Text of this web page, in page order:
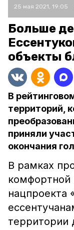
25 мая 2021, 19:05
Больше
объекты
В
территорий,
приняли
окончания
В рамках
комфортной
нацпроекта
территории